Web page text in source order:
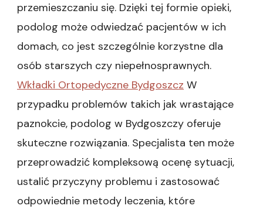
przemieszczaniu się. Dzięki tej formie opieki,
podolog może odwiedzać pacjentów w ich
domach, co jest szczególnie korzystne dla
osób starszych czy niepełnosprawnych.
Wkładki Ortopedyczne Bydgoszcz W
przypadku problemów takich jak wrastające
paznokcie, podolog w Bydgoszczy oferuje
skuteczne rozwiązania. Specjalista ten może
przeprowadzić kompleksową ocenę sytuacji,
ustalić przyczyny problemu i zastosować
odpowiednie metody leczenia, które